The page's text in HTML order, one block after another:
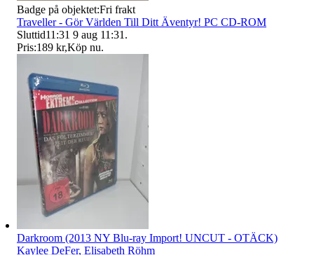
Badge på objektet:Fri frakt
Traveller - Gör Världen Till Ditt Äventyr! PC CD-ROM
Sluttid11:31 9 aug 11:31 .
Pris:189 kr,Köp nu.
Darkroom (2013 NY Blu-ray Import! UNCUT - OTÄCK)
Kaylee DeFer, Elisabeth Röhm